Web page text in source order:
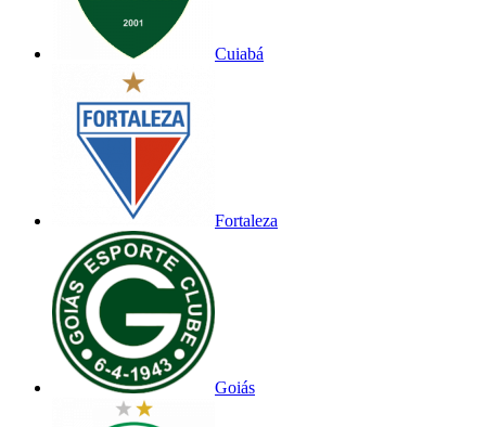
Cuiabá
Fortaleza
Goiás